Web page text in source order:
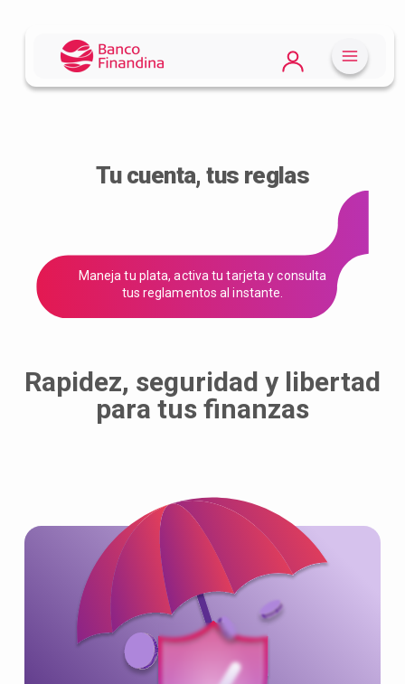
Tu cuenta, tus reglas
Maneja tu plata, activa tu tarjeta y consulta
tus reglamentos al instante.
Rapidez, seguridad y libertad
para tus finanzas